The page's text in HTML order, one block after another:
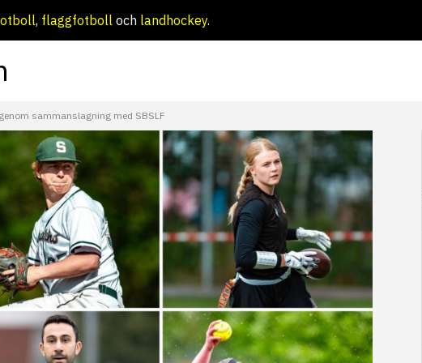
, flaggfotboll och landhockey.
sammanslagning med SBSLF